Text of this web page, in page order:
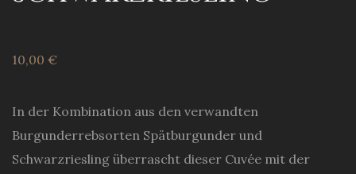
10,00 €
In der Kombination aus den verwandten
Burgunderrebsorten Spätburgunder und
Schwarzriesling überrascht dieser Cuvée mit der